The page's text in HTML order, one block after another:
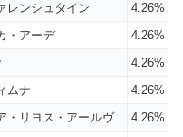
レンシュタイン
4.26%
・アーデ
4.26%
4.26%
ムナ
4.26%
・リヨス・アールヴ 4.26%